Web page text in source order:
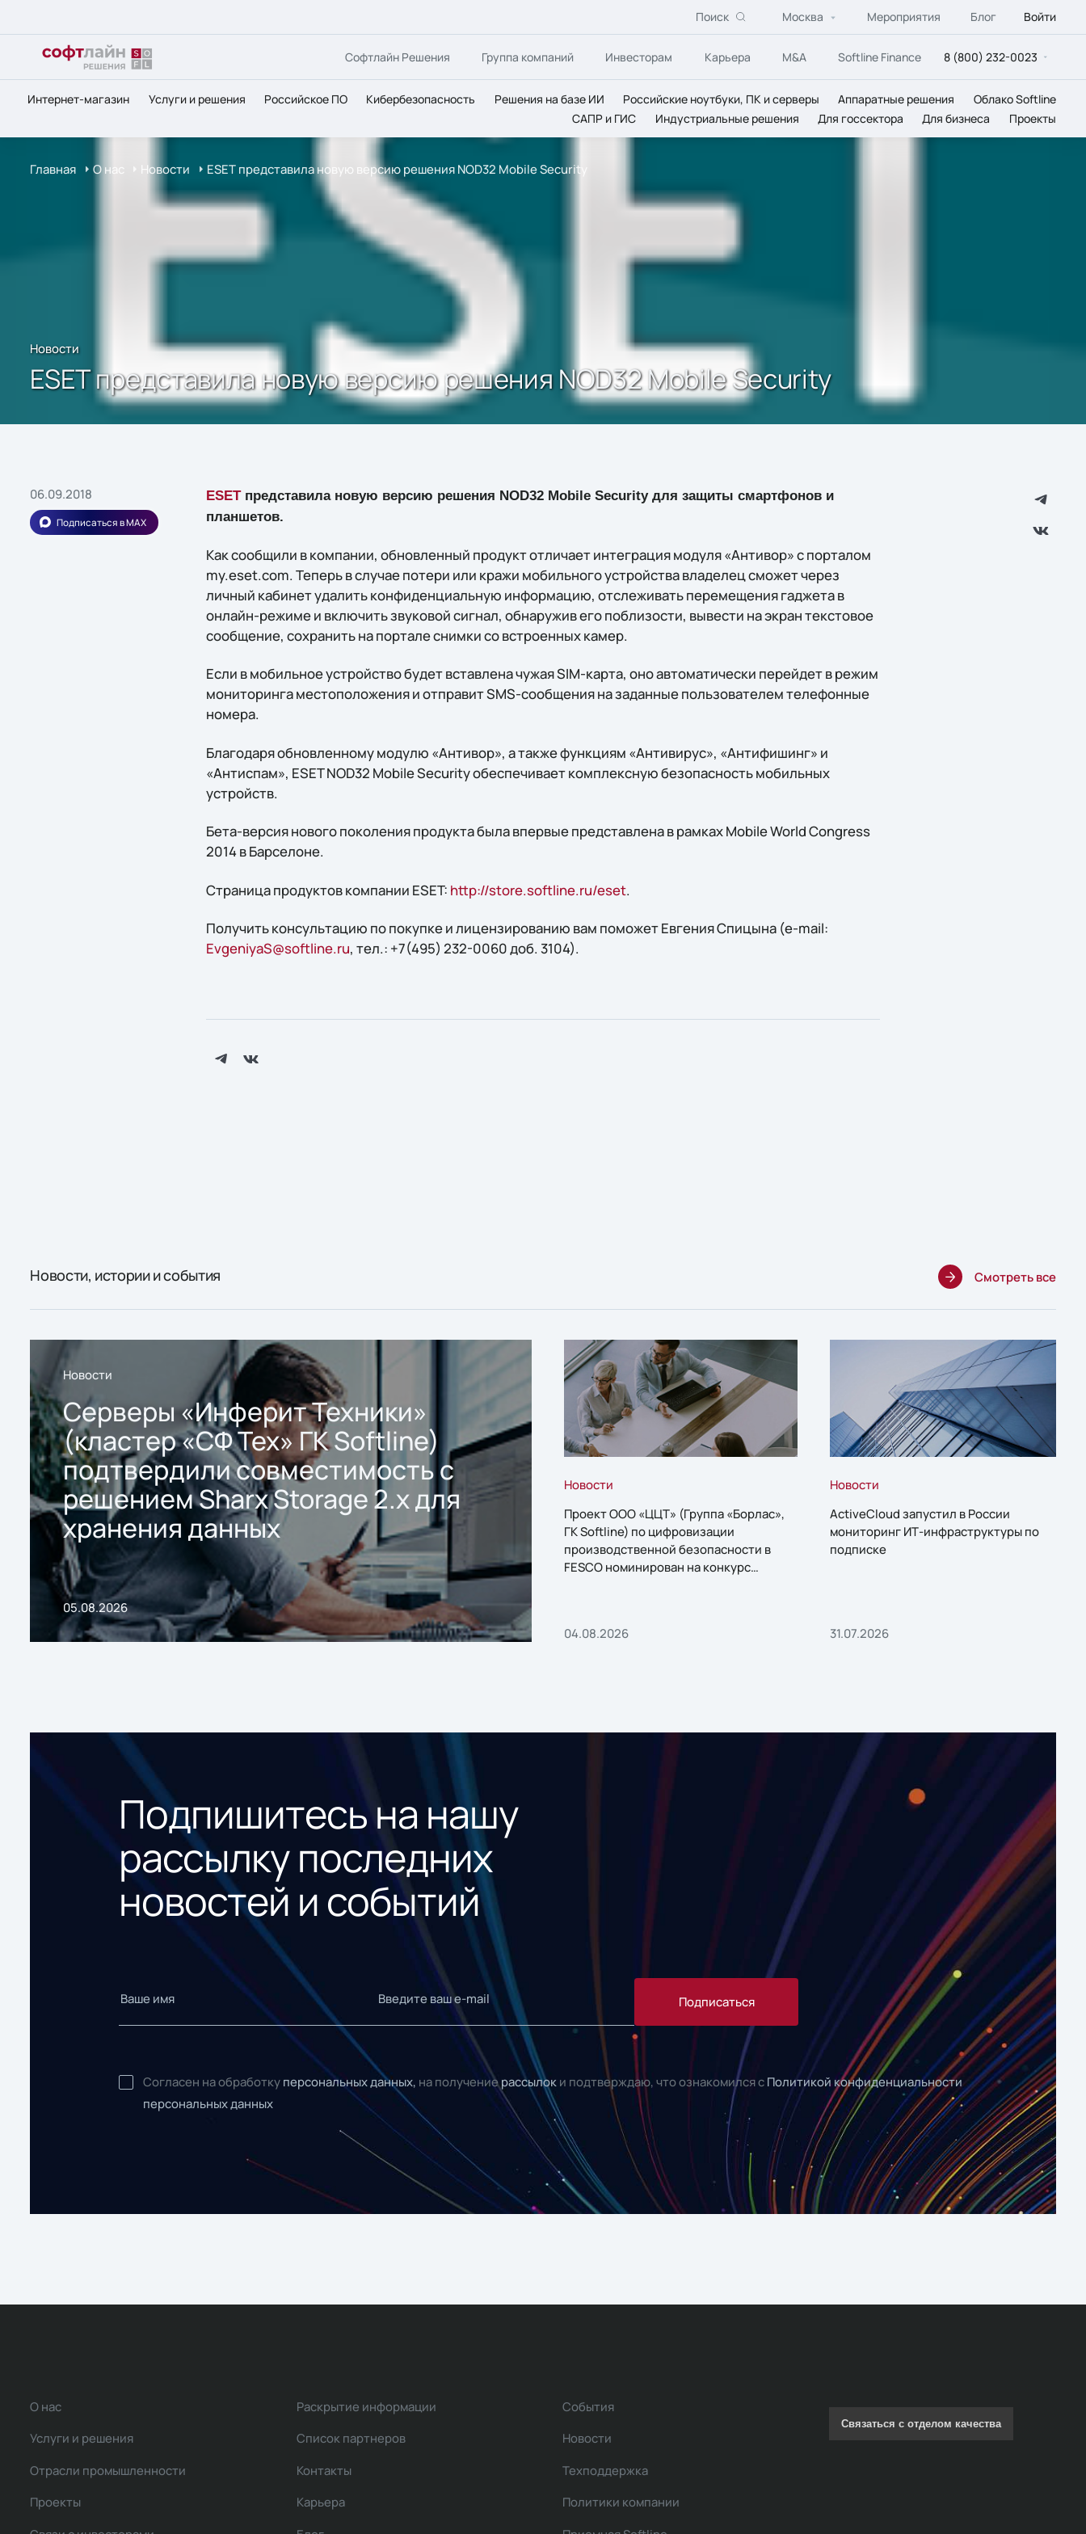
Поиск Москва Мероприятия Блог Войти
Софтлайн Решения Группа компаний Инвесторам Карьера M&A Softline Finance 8 (800) 232-0023
Интернет-магазин Услуги и решения Российское ПО Кибербезопасность Решения на базе ИИ Российские ноутбуки, ПК и серверы Аппаратные решения
Облако Softline
САПР и ГИС
Индустриальные решения Для госсектора Для бизнеса Проекты
Главная О нас Новости ESET представила новую версию решения NOD32 Mobile Security
Новости
ESET представила новую версию решения NOD32 Mobile Security
06.09.2018
Подписаться в MAX
ESETпредставила новую версию решения NOD32 Mobile Security для защиты смартфонов и
планшетов.
Как сообщили в компании, обновленный продукт отличает интеграция модуля «Антивор» с порталом
my.eset.com. Теперь в случае потери или кражи мобильного устройства владелец сможет через
личный кабинет удалить конфиденциальную информацию, отслеживать перемещения гаджета в
онлайн-режиме и включить звуковой сигнал, обнаружив его поблизости, вывести на экран текстовое
сообщение, сохранить на портале снимки со встроенных камер.
Если в мобильное устройство будет вставлена чужая SIM-карта, оно автоматически перейдет в режим
мониторинга местоположения и отправит SMS-сообщения на заданные пользователем телефонные
номера.
Благодаря обновленному модулю «Антивор», а также функциям «Антивирус», «Антифишинг» и
«Антиспам», ESET NOD32 Mobile Security обеспечивает комплексную безопасность мобильных
устройств.
Бета-версия нового поколения продукта была впервые представлена в рамках Mobile World Congress
2014 в Барселоне.
Страница продуктов компании ESET: http://store.softline.ru/eset.
Получить консультацию по покупке и лицензированию вам поможет Евгения Спицына (e-mail:
EvgeniyaS@softline.ru, тел.: +7(495) 232-0060 доб. 3104).
Новости, истории и события Смотреть все
Новости
Серверы «Инферит Техники»
(кластер «СФ Тех» ГК Softline)
подтвердили совместимость с
решением Sharx Storage 2.x для
хранения данных
05.08.2026
Новости
Проект ООО «ЦЦТ» (Группа «Борлас»,
ГК Softline) по цифровизации
производственной безопасности в
FESCO номинирован на конкурс
04.08.2026
Новости
ActiveCloud запустил в России
мониторинг ИТ-инфраструктуры по
подписке
31.07.2026
Подпишитесь на нашу
рассылку последних
новостей и событий
Подписаться
Согласен на обработку персональных данных, на получениерассылок и подтверждаю, что ознакомился с Политикой конфиденциальности
персональных данных
О нас
Услуги и решения
Отрасли промышленности
Проекты
Раскрытие информации
Список партнеров
Контакты
Карьера
События
Новости
Техподдержка
Политики компании
Связаться с отделом качества